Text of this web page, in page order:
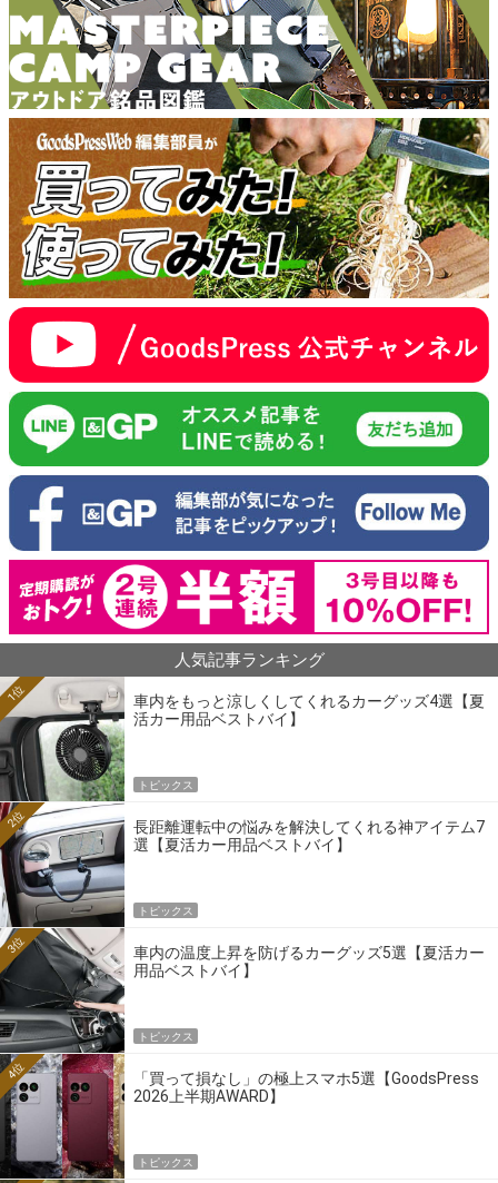
人気記事ランキング
車内をもっと涼しくしてくれるカーグッズ4選【夏
活カー用品ベストバイ】
1位
トピックス
長距離運転中の悩みを解決してくれる神アイテム7
選【夏活カー用品ベストバイ】
2位
トピックス
車内の温度上昇を防げるカーグッズ5選【夏活カー
用品ベストバイ】
3位
トピックス
「買って損なし」の極上スマホ5選【GoodsPress
2026上半期AWARD】
4位
トピックス